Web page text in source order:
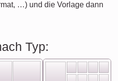
…) und die Vorlage dann
Typ: